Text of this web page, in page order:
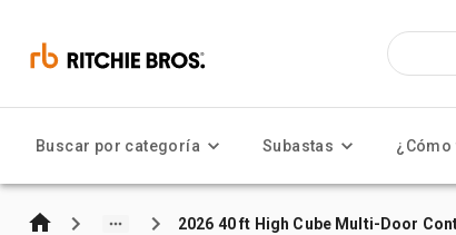
Buscar por categoría Subastas
2026 40 ft High Cube Multi-Door